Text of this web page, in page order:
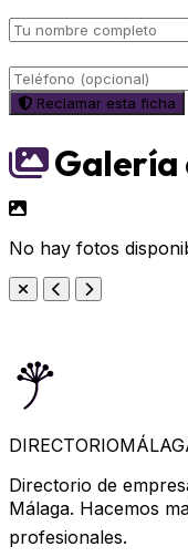
Reclamar esta ficha
Galería
No hay fotos
DIRECTORIO
Directorio de
Málaga. Hacemos
profesionales.